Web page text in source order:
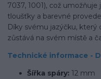
7037, 1001), což
tloušťky a barevné
Díky svému jazýčku, který
zůstává na svém místě a
Technické informace -
Šířka spáry: 12 mm